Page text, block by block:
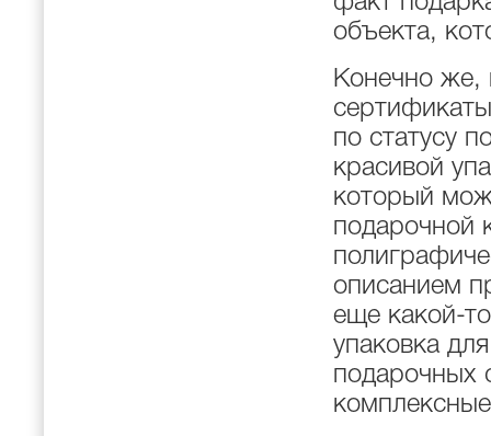
объекта,
Конечно же,
по статусу
красивой
который
подарочной
описанием
еще какой-
упаковка
подарочных